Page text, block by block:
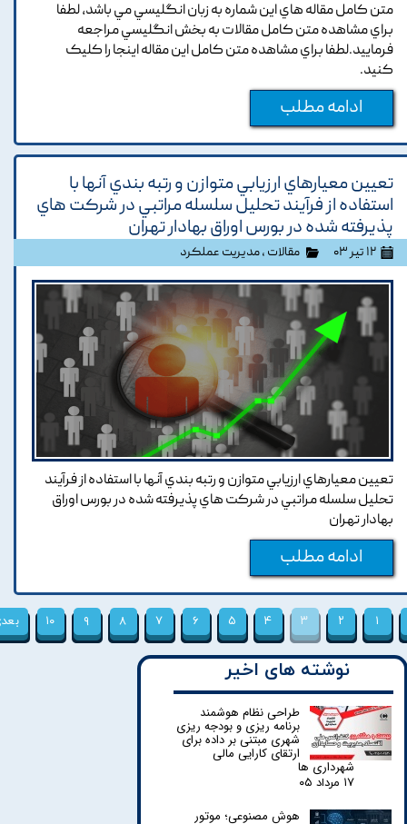
متن کامل مقاله هاي اين شماره به زبان انگليسي مي باشد, لطفا
براي مشاهده متن کامل مقالات به بخش انگليسي مراجعه
فرماييد.لطفا براي مشاهده متن کامل اين مقاله اينجا را کليک
کنيد.
ادامه مطلب
تعيين معيارهاي ارزيابي متوازن و رتبه بندي آنها با
استفاده از فرآيند تحليل سلسله مراتبي در شرکت هاي
پذيرفته شده در بورس اوراق بهادار تهران
۱۲ تیر ۰۳ مقالات ،مدیریت عملکرد
تعيين معيارهاي ارزيابي متوازن و رتبه بندي آنها با استفاده از فرآيند
تحليل سلسله مراتبي در شرکت هاي پذيرفته شده در بورس اوراق
بهادار تهران
ادامه مطلب
۱ ۲ ۳ ۴ ۵ ۶ ۷ ۸ ۹ ۱۰
نوشته های اخیر
طراحی نظام هوشمند
برنامه ریزی و بودجه ریزی
شهری مبتنی بر داده برای
ارتقای کارایی مالی
شهرداری ها
۱۷ مرداد ۰۵
هوش مصنوعی؛ موتور